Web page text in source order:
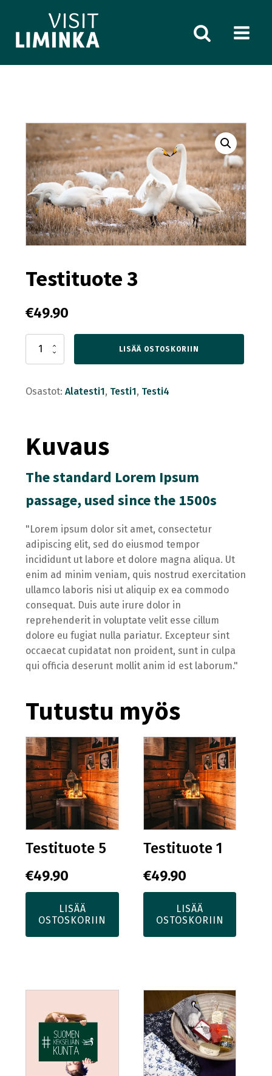
Testituote 3
€49.90
Testituote
määrä
LISÄÄ OSTOSKORIIN
Osastot:Alatesti1, Testi1, Testi4
Kuvaus
The standard Lorem Ipsum
passage, used since the 1500s
"Lorem ipsum dolor sit amet, consectetur
adipiscing elit, sed do eiusmod tempor
incididunt ut labore et dolore magna aliqua. Ut
enim ad minim veniam, quis nostrud exercitation
ullamco laboris nisi ut aliquip ex ea commodo
consequat. Duis aute irure dolor in
reprehenderit in voluptate velit esse cillum
dolore eu fugiat nulla pariatur. Excepteur sint
occaecat cupidatat non proident, sunt in culpa
qui officia deserunt mollit anim id est laborum."
Tutustu myös
Testituote 5
€49.90
LISÄÄ
OSTOSKORIIN
Testituote 1
€49.90
LISÄÄ
OSTOSKORIIN